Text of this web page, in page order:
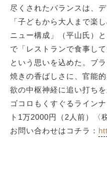
尽くされたバランスは、
「子どもから大人まで楽
ニュー構成」（平山氏）
で「レストランで食事し
という思いを込めた。ブ
焼きの香ばしさに、官能
欲の中枢神経に追い打ち
ゴコロもくすぐるライン
ト1万2000円（2人前）〈
お問い合わせはコチラ：